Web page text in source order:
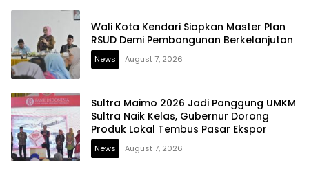
Wali Kota Kendari Siapkan Master Plan
RSUD Demi Pembangunan Berkelanjutan
News August 7, 2026
Sultra Maimo 2026 Jadi Panggung UMKM
Sultra Naik Kelas, Gubernur Dorong
Produk Lokal Tembus Pasar Ekspor
News August 7, 2026